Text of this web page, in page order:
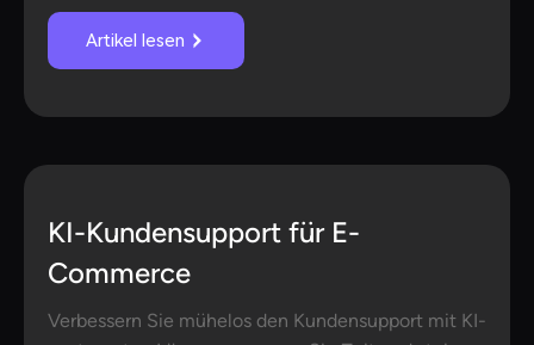
Artikel lesen
KI-Kundensupport für E-
Commerce
Verbessern Sie mühelos den Kundensupport mit KI-